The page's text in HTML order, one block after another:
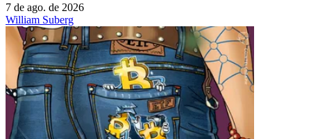
7 de ago. de 2026
William Suberg